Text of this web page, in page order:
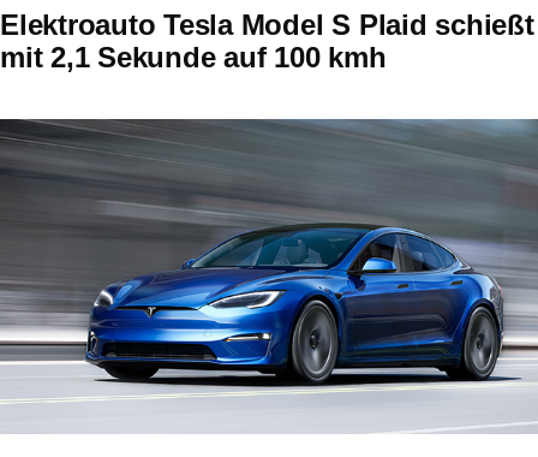
Elektroauto Tesla Model S Plaid schießt
mit 2,1 Sekunde auf 100 kmh